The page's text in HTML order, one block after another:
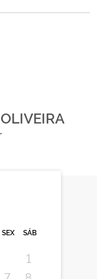
SEX SÁB
1